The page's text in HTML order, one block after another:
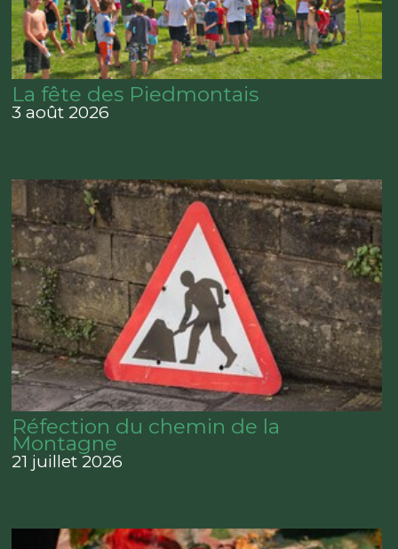
La fête des Piedmontais
3 août 2026
Réfection du chemin de la
Montagne
21 juillet 2026